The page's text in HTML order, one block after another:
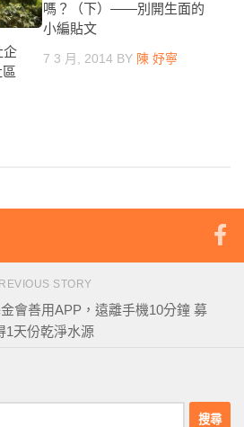
企
嗎？（下）——別開生面的
小編貼文
7 3 月, 2014 BY 陳 妤寧
STORY
會善用APP，遠離手機10分鐘 募
1天份乾淨水源